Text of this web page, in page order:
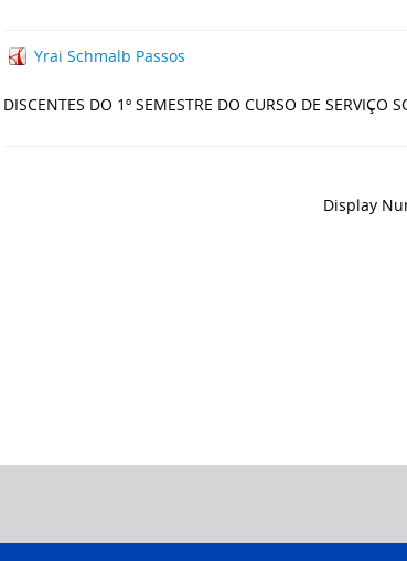
Yrai Schmalb Passos
DISCENTES DO 1º SEMESTRE DO CURSO DE
Display